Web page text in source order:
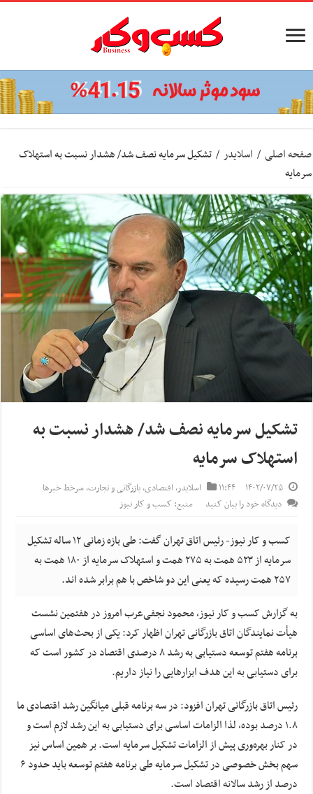
صفحه اصلی / اسلایدر / تشکیل سرمایه نصف شد/ هشدار نسبت به استهلاک
سرمایه
تشکیل سرمایه نصف شد/ هشدار نسبت به
استهلاک سرمایه
۱۴۰۲/۰۷/۲۵ ۱۱:۴۴ اسلایدر,اقتصادی,بازرگانی و تجارت,سرخط خبرها
دیدگاه خود را بیان کنید
منبع: کسب و کار نیوز
کسب و کار نیوز- رئیس اتاق تهران گفت: طی بازه زمانی ۱۲ ساله تشکیل
سرمایه از ۵۲۳ همت به ۲۷۵ همت و استهلاک سرمایه از ۱۸۰ همت به
۲۵۷ همت رسیده که یعنی این دو شاخص با هم برابر شده اند.
به گزارش کسب و کار نیوز، محمود نجفی‌عرب امروز در هفتمین نشست
هیأت نمایندگان اتاق بازرگانی تهران اظهار کرد: یکی از بحث‌های اساسی
برنامه هفتم توسعه دستیابی به رشد ۸ درصدی اقتصاد در کشور است که
برای دستیابی به این هدف ابزارهایی را نیاز داریم.
رئیس اتاق بازرگانی تهران افزود: در سه برنامه قبلی میانگین رشد اقتصادی ما
۱.۸ درصد بوده، لذا الزامات اساسی برای دستیابی به این رشد لازم است و
در کنار بهره‌وری پیش از الزامات تشکیل سرمایه است. بر همین اساس نیز
سهم بخش خصوصی در تشکیل سرمایه طی برنامه هفتم توسعه باید حدود ۶
درصد از رشد سالانه اقتصاد است.